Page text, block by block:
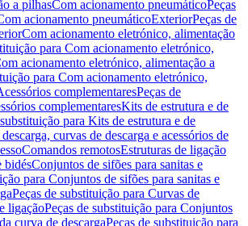
a pilhasCom acionamento pneumáticoPeças
acionamento pneumáticoExteriorPeças de
Com acionamento eletrónico, alimentação
para Com acionamento eletrónico,
acionamento eletrónico, alimentação a
para Com acionamento eletrónico,
complementaresPeças de
complementaresKits de estrutura e de
para Kits de estrutura e de
curvas de descarga e acessórios de
Comandos remotosEstruturas de ligação
bidésConjuntos de sifões para sanitas e
para Conjuntos de sifões para sanitas e
Peças de substituição para Curvas de
ligaçãoPeças de substituição para Conjuntos
curva de descargaPeças de substituição para